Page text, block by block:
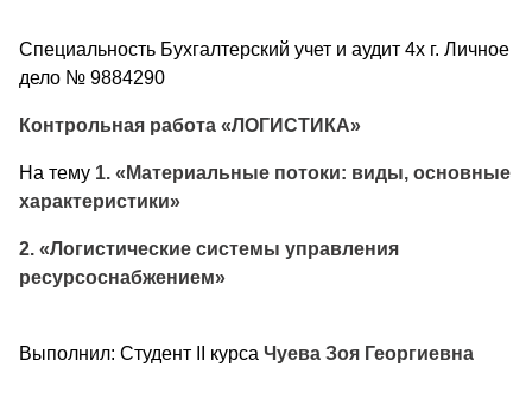
Специальность Бухгалтерский учет и аудит 4х г. Личное
дело № 9884290
Контрольная работа «ЛОГИСТИКА»
На тему 1. «Материальные потоки: виды, основные
характеристики»
2. «Логистические системы управления
ресурсоснабжением»
Выполнил: Студент II курса Чуева Зоя Георгиевна